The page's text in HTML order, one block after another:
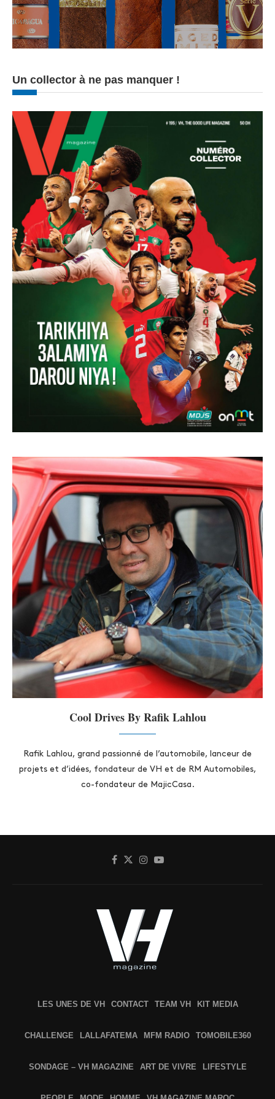
Un collector à ne pas manquer !
Cool Drives By Rafik Lahlou
Rafik Lahlou, grand passionné de l’automobile, lanceur de
projets et d’idées, fondateur de VH et de RM Automobiles,
co-fondateur de MajicCasa.
LES UNES DE VH CONTACT TEAM VH KIT MEDIA
CHALLENGE LALLAFATEMA MFM RADIO TOMOBILE360
SONDAGE – VH MAGAZINE ART DE VIVRE LIFESTYLE